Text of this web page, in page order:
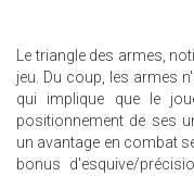
Le triangle des armes,
jeu. Du coup, les armes
qui implique que le
positionnement de ses
un avantage en combat
bonus d'esquive/